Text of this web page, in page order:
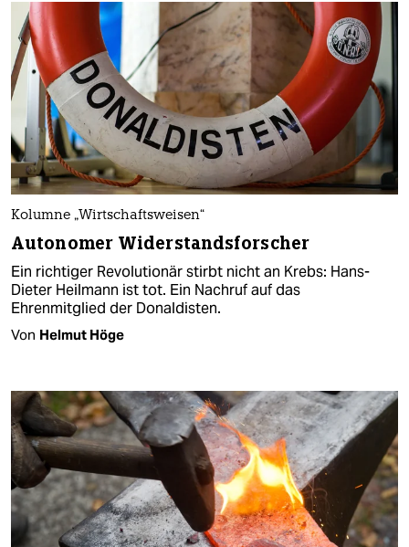
Kolumne „Wirtschaftsweisen“
Autonomer Widerstandsforscher
Ein richtiger Revolutionär stirbt nicht an Krebs: Hans-
Dieter Heilmann ist tot. Ein Nachruf auf das
Ehrenmitglied der Donaldisten.
Von Helmut Höge